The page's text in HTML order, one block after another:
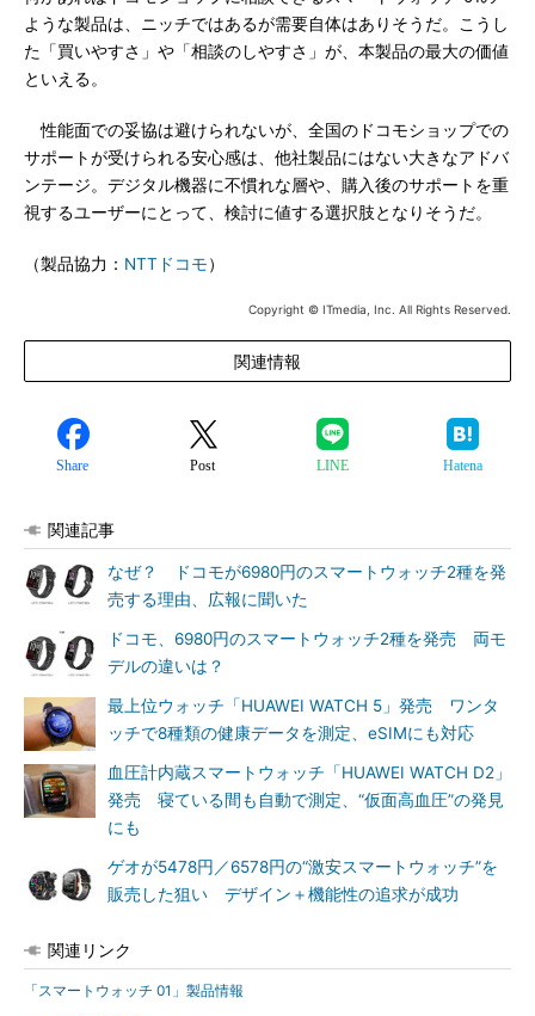
ような製品は、ニッチではあるが需要自体はありそうだ。こうし
た「買いやすさ」や「相談のしやすさ」が、本製品の最大の価値
といえる。
性能面での妥協は避けられないが、全国のドコモショップでの
サポートが受けられる安心感は、他社製品にはない大きなアドバ
ンテージ。デジタル機器に不慣れな層や、購入後のサポートを重
視するユーザーにとって、検討に値する選択肢となりそうだ。
（製品協力： NTTドコモ）
Copyright © ITmedia, Inc. All Rights Reserved.
関連情報
Share Post LINE Hatena
関連記事
なぜ？ ドコモが6980円のスマートウォッチ2種を発
売する理由、広報に聞いた
ドコモ、6980円のスマートウォッチ2種を発売 両モ
デルの違いは？
最上位ウォッチ「HUAWEI WATCH 5」発売 ワンタ
ッチで8種類の健康データを測定、eSIMにも対応
血圧計内蔵スマートウォッチ「HUAWEI WATCH D2」
発売 寝ている間も自動で測定、“仮面高血圧”の発見
にも
ゲオが5478円／6578円の“激安スマートウォッチ”を
販売した狙い デザイン＋機能性の追求が成功
関連リンク
「スマートウォッチ 01」製品情報